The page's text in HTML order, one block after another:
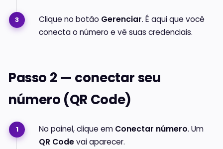
Clique no botão Gerenciar. É aqui que você
conecta o número e vê suas credenciais.
Passo 2 — conectar seu
número (QR Code)
No painel, clique em Conectar número. Um
QR Codevai aparecer.